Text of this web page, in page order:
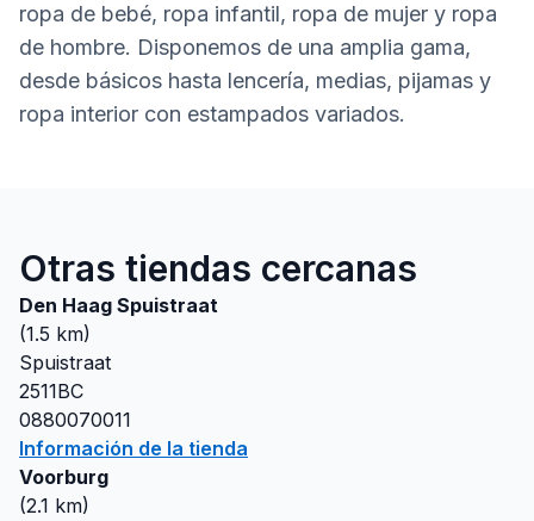
ropa de bebé, ropa infantil, ropa de mujer y ropa
de hombre. Disponemos de una amplia gama,
desde básicos hasta lencería, medias, pijamas y
ropa interior con estampados variados.
Otras tiendas cercanas
Den Haag Spuistraat
(1.5 km)
Spuistraat
2511BC
0880070011
Información de la tienda
Voorburg
(2.1 km)